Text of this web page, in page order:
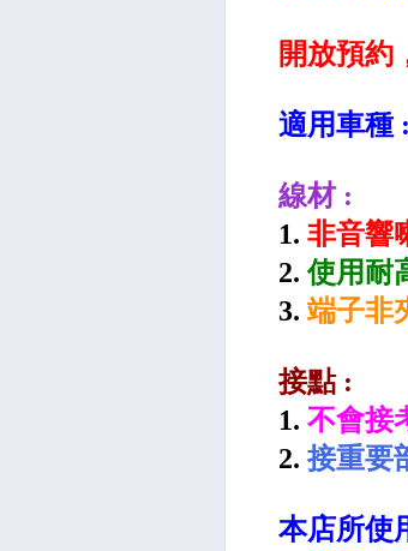
開放預約
適用車種 :
線材 :
1. 非音響
2.使用耐
3.端子非
接點 :
1. 不會接
2. 接重要
本店所使